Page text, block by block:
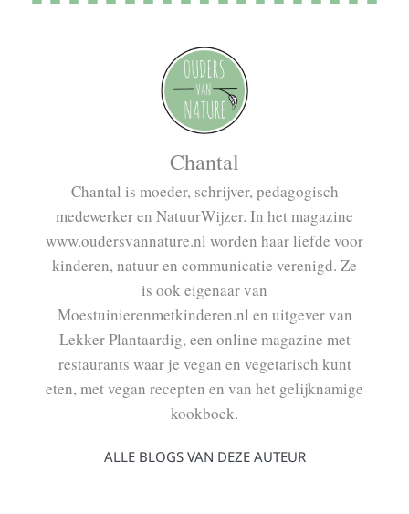
Chantal
Chantal is moeder, schrijver, pedagogisch
medewerker en NatuurWijzer. In het magazine
www.oudersvannature.nl worden haar liefde voor
kinderen, natuur en communicatie verenigd. Ze
is ook eigenaar van
Moestuinierenmetkinderen.nl en uitgever van
Lekker Plantaardig, een online magazine met
restaurants waar je vegan en vegetarisch kunt
eten, met vegan recepten en van het gelijknamige
kookboek.
ALLE BLOGS VAN DEZE AUTEUR